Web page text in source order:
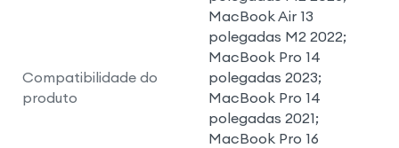
Compatibilidade do
produto
MacBook Air 13
polegadas M2 2022;
MacBook Pro 14
polegadas 2023;
MacBook Pro 14
polegadas 2021;
MacBook Pro 16